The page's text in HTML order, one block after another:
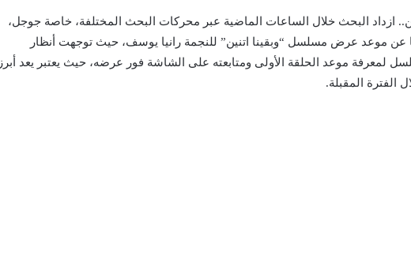
ازداد البحث خلال الساعات الماضية عبر محركات البحث المختلفة، خاصة جوجل،
موعد عرض مسلسل “وبقينا اتنين” للنجمة رانيا يوسف، حيث توجهت أنظار
لمعرفة موعد الحلقة الأولى ومتابعته على الشاشة فور عرضه، حيث يعتبر يعد أبرز
الفترة المقبلة.